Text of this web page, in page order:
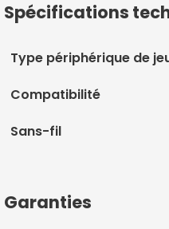
Spécifications
Type périphérique de
Compatibilité
Sans-fil
Garanties